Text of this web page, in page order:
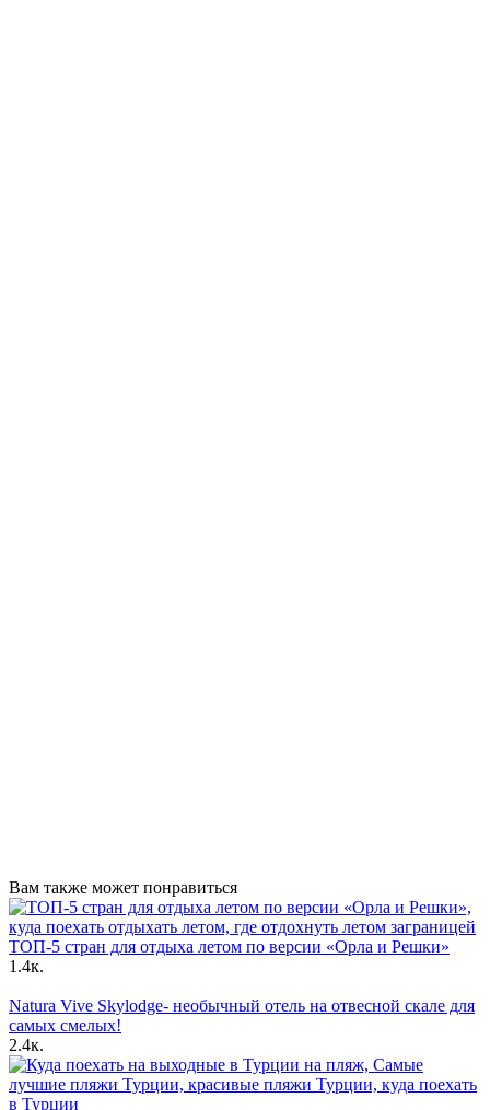
Вам также может понравиться
ТОП-5 стран для отдыха летом по версии «Орла и Решки»
1.4к.
Natura Vive Skylodge- необычный отель на отвесной скале для
самых смелых!
2.4к.